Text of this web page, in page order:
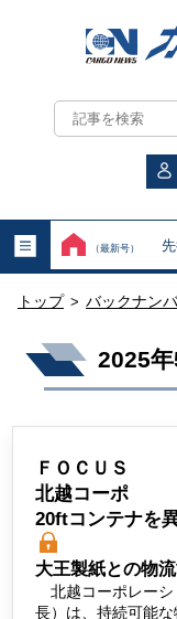
カ
ー
ニ
ュ
ス
ン
ラ
イ
ン
（最新号）
トップ > バックナン
2025
ＦＯＣＵＳ
北越コーポ
20‌ftコンテナを
大王製紙との物
北越コーポレーシ
長）は、持続可能